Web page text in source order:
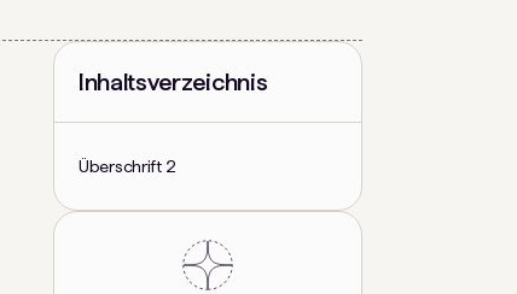
Inhaltsverzeichnis
Überschrift 2